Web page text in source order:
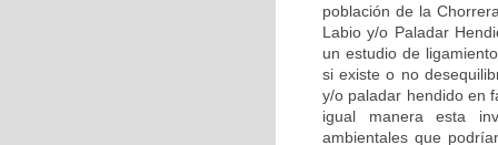
población de la
Labio y/o Paladar
un estudio de
si existe o no
y/o paladar hendido en
igual manera esta
ambientales que